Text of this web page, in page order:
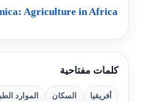
Agriculture in Africa
كلمات مفتاحية
أفريقيا السكان الموارد